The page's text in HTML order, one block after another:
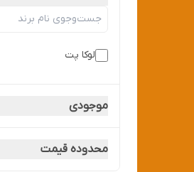
لوکا پت
موجودی
محدوده قیمت